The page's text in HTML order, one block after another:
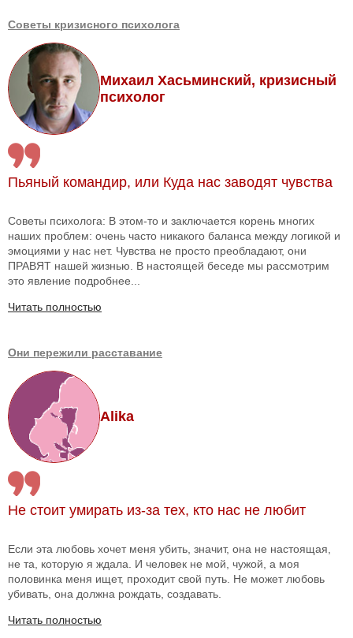
Советы кризисного психолога
Михаил Хасьминский, кризисный
психолог
Пьяный командир, или Куда нас заводят чувства
Советы психолога: В этом-то и заключается корень многих
наших проблем: очень часто никакого баланса между логикой и
эмоциями у нас нет. Чувства не просто преобладают, они
ПРАВЯТ нашей жизнью. В настоящей беседе мы рассмотрим
это явление подробнее...
Читать полностью
Они пережили расставание
Alika
Не стоит умирать из-за тех, кто нас не любит
Если эта любовь хочет меня убить, значит, она не настоящая,
не та, которую я ждала. И человек не мой, чужой, а моя
половинка меня ищет, проходит свой путь. Не может любовь
убивать, она должна рождать, создавать.
Читать полностью